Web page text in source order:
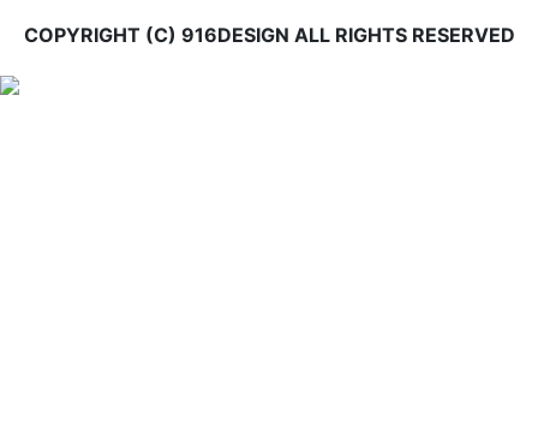
이
매
COPYRIGHT (C) 916DESIGN ALL RIGHTS RESERVED